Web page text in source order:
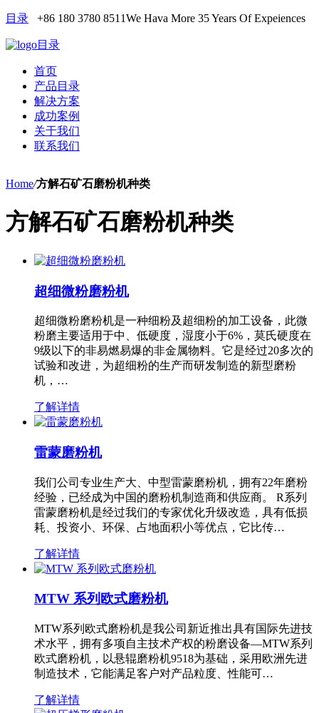
目录 +86 180 3780 8511We Hava More 35 Years Of Expeiences
目录
首页
产品目录
解决方案
成功案例
关于我们
联系我们
Home/方解石矿石磨粉机种类
方解石矿石磨粉机种类
超细微粉磨粉机
超细微粉磨粉机是一种细粉及超细粉的加工设备，此微
粉磨主要适用于中、低硬度，湿度小于6%，莫氏硬度在
9级以下的非易燃易爆的非金属物料。它是经过20多次的
试验和改进，为超细粉的生产而研发制造的新型磨粉
机，…
了解详情
雷蒙磨粉机
我们公司专业生产大、中型雷蒙磨粉机，拥有22年磨粉
经验，已经成为中国的磨粉机制造商和供应商。 R系列
雷蒙磨粉机是经过我们的专家优化升级改造，具有低损
耗、投资小、环保、占地面积小等优点，它比传…
了解详情
MTW 系列欧式磨粉机
MTW系列欧式磨粉机是我公司新近推出具有国际先进技
术水平，拥有多项自主技术产权的粉磨设备—MTW系列
欧式磨粉机，以悬辊磨粉机9518为基础，采用欧洲先进
制造技术，它能满足客户对产品粒度、性能可…
了解详情